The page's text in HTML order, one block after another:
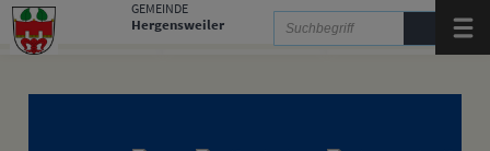
Zum Inhalt zur Navigationoder springen.
GEMEINDE
Hergensweiler
Gemeinde Hergensweiler Gemeinde Sigmarszell Gemeinde Weißensberg